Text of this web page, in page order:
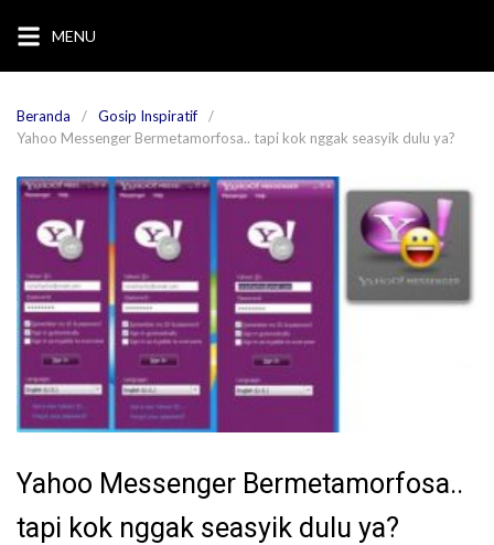
konten
MENU
Beranda
Gosip Inspiratif
Yahoo Messenger Bermetamorfosa.. tapi kok nggak seasyik dulu ya?
Yahoo Messenger Bermetamorfosa..
tapi kok nggak seasyik dulu ya?